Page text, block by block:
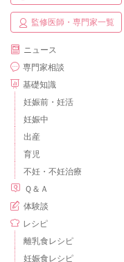
監修医師・専門家一覧
ニュース
専門家相談
基礎知識
妊娠前・妊活
妊娠中
出産
育児
不妊・不妊治療
Ｑ＆Ａ
体験談
レシピ
離乳食レシピ
妊娠食レシピ